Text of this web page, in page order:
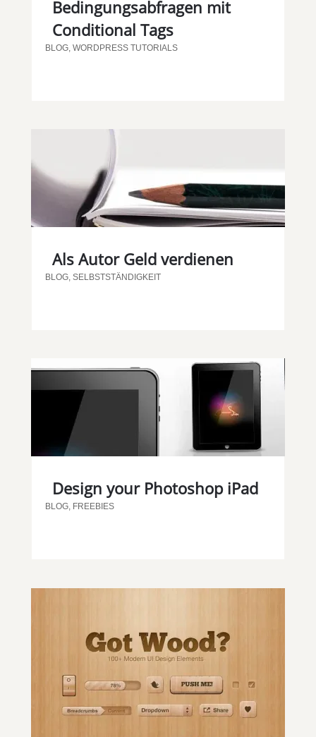
Bedingungsabfragen mit
Conditional Tags
BLOG, WORDPRESS TUTORIALS
Als Autor Geld verdienen
BLOG, SELBSTSTÄNDIGKEIT
Design your Photoshop iPad
BLOG, FREEBIES